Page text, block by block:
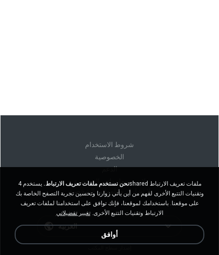
شروط الاستخدام
الخصوصية
الدعم
لا تبيع معلوماتي الشخصية
لا تشارك معلوماتي الشخصية
العربية
نحن نستخدم ملفات تعريف الارتباط.
يستخدم 4shared ملفات تعريف الارتباط
وتقنيات التتبع الأخرى لفهم من أين يأتي زوارنا وتحسين تجربة التصفح الخاصة بك
على موقعنا. باستخدامك لموقعنا، فإنك توافق على استخدامنا لملفات تعريف
الارتباط وتقنيات التتبع الأخرى.تغيير تفضيلاتي
أوافق